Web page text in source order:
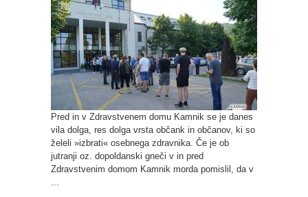
Pred in v Zdravstvenem domu Kamnik se je danes
vila dolga, res dolga vrsta občank in občanov, ki so
želeli »izbrati« osebnega zdravnika. Če je ob
jutranji oz. dopoldanski gneči v in pred
Zdravstvenim domom Kamnik morda pomislil, da v
...